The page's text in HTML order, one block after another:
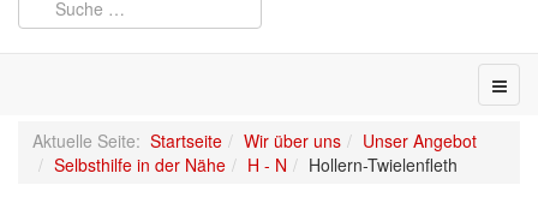
Aktuelle Seite: Startseite Wir über uns
Unser Angebot
Selbsthilfe in der Nähe
H - N Hollern-Twielenfleth